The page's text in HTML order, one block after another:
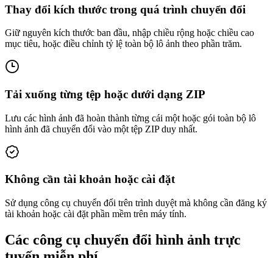
Thay đổi kích thước trong quá trình chuyển đổi
Giữ nguyên kích thước ban đầu, nhập chiều rộng hoặc chiều cao
mục tiêu, hoặc điều chỉnh tỷ lệ toàn bộ lô ảnh theo phần trăm.
Tải xuống từng tệp hoặc dưới dạng ZIP
Lưu các hình ảnh đã hoàn thành từng cái một hoặc gói toàn bộ lô
hình ảnh đã chuyển đổi vào một tệp ZIP duy nhất.
Không cần tài khoản hoặc cài đặt
Sử dụng công cụ chuyển đổi trên trình duyệt mà không cần đăng ký
tài khoản hoặc cài đặt phần mềm trên máy tính.
Các công cụ chuyển đổi hình ảnh trực